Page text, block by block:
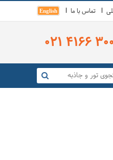
تماس با ما English
021 4166